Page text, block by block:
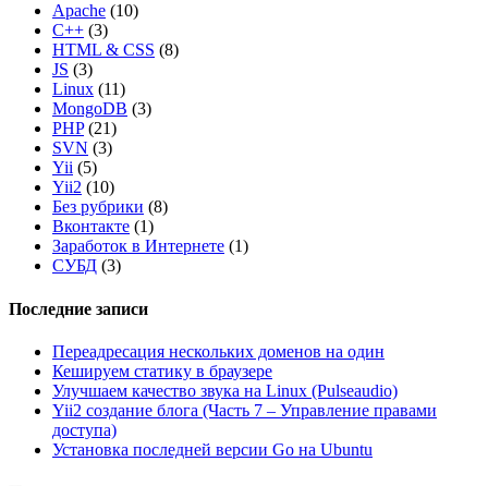
Apache (10)
C++ (3)
HTML & CSS (8)
JS (3)
Linux (11)
MongoDB (3)
PHP(21)
SVN (3)
Yii (5)
Yii2 (10)
Без рубрики (8)
Вконтакте (1)
Заработок в Интернете (1)
СУБД (3)
Последние записи
Переадресация нескольких доменов на один
Кешируем статику в браузере
Улучшаем качество звука на Linux (Pulseaudio)
Yii2 создание блога (Часть 7 – Управление правами
доступа)
Установка последней версии Go на Ubuntu